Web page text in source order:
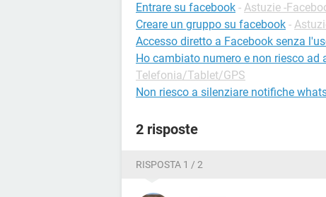
Entrare su facebook - Astuzie -
Creare un gruppo su facebook -
Accesso diretto a Facebook senza
Ho cambiato numero e non riesco ad
Telefonia/Tablet/GPS
Non riesco a silenziare notifiche
2 risposte
RISPOSTA 1 / 2